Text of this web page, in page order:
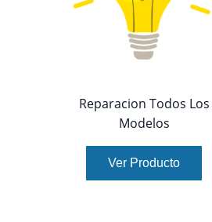
Reparacion Todos Los
Modelos
Ver Producto